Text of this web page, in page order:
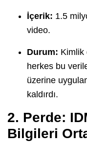
İçerik: 1.5
video.
Durum: Kimlik
herkes bu
üzerine
kaldırdı.
2. Perde:
Bilgileri